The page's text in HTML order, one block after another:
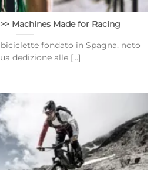
Machines Made for Racing
fondato in Spagna, noto
dedizione alle [...]